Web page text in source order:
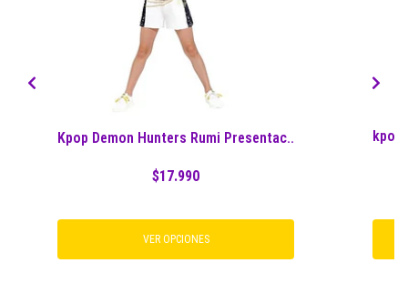
Kpop Demon Hunters Rumi Presentac..
$17.990
VER OPCIONES
kpop